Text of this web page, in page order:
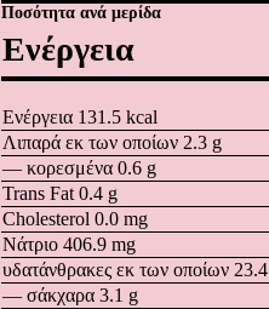
Ποσότητα ανά μερίδα
Ενέργεια
Ενέργεια 131.5 kcal
Λιπαρά εκ των οποίων 2.3 g
― κορεσμένα 0.6 g
Trans Fat 0.4 g
Cholesterol 0.0 mg
Νάτριο 406.9 mg
υδατάνθρακες εκ των οποίων 23.4
― σάκχαρα 3.1 g